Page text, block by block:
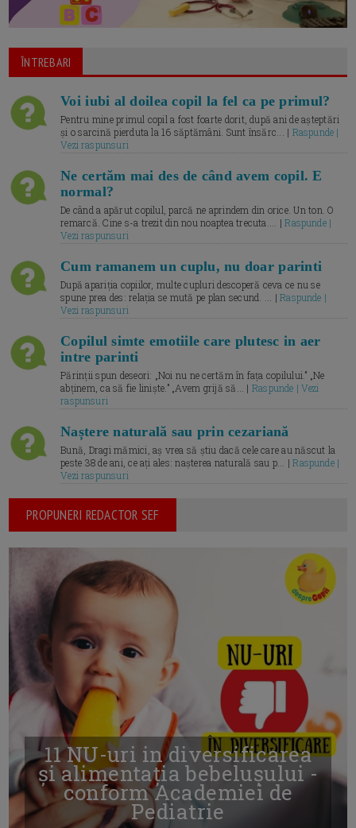
ÎNTREBARI
Voi iubi al doilea copil la fel ca pe primul?
Pentru mine primul copil a fost foarte dorit, după ani de așteptări
și o sarcină pierduta la 16 săptămâni. Sunt însărc... | Raspunde |
Vezi raspunsuri
Ne certăm mai des de când avem copil. E
normal?
De când a apărut copilul, parcă ne aprindem din orice. Un ton. O
remarcă. Cine s-a trezit din nou noaptea trecuta.... |Raspunde |
Vezi raspunsuri
Cum ramanem un cuplu, nu doar parinti
După apariția copiilor, multe cupluri descoperă ceva ce nu se
spune prea des: relația se mută pe plan secund. ... |Raspunde |
Vezi raspunsuri
Copilul simte emotiile care plutesc in aer
intre parinti
Părinții spun deseori: „Noi nu ne certăm în fața copilului.” „Ne
abținem, ca să fie liniște.” „Avem grijă să... | Raspunde | Vezi
raspunsuri
Naștere naturală sau prin cezariană
Bună, Dragi mămici, aș vrea să știu dacă cele care au născut la
peste 38 de ani, ce ați ales: nașterea naturală sau p... |Raspunde |
Vezi raspunsuri
PROPUNERI REDACTOR SEF
11 NU-uri in diversificarea
și alimentația bebelușului -
conform Academiei de
Pediatrie